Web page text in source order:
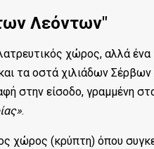
Λεόντων"
χώρος, αλλά ένα
τα οστά χιλιάδων
στην είσοδο, γραμμένη
.
χώρος (κρύπτη) όπου